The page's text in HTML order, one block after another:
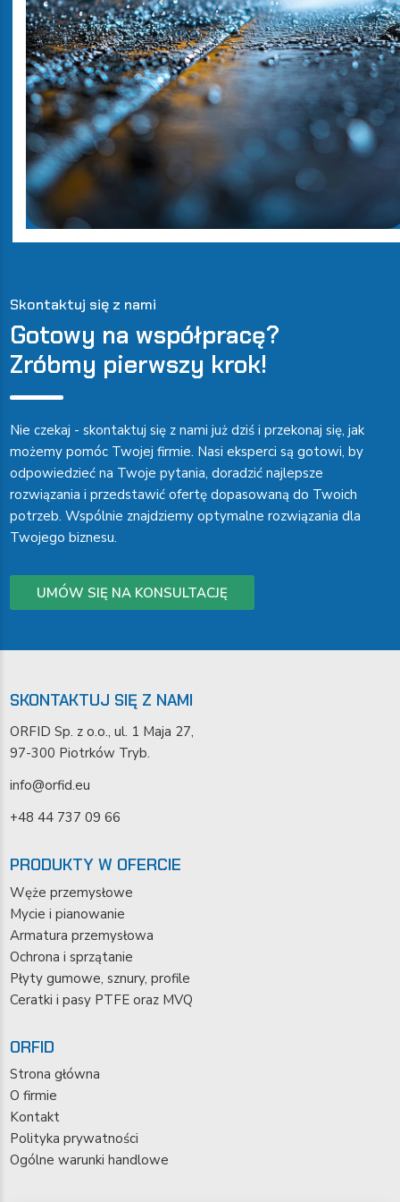
Skontaktuj się z nami
Gotowy na współpracę?
Zróbmy pierwszy krok!
Nie czekaj - skontaktuj się z nami już dziś i przekonaj się, jak
możemy pomóc Twojej firmie. Nasi eksperci są gotowi, by
odpowiedzieć na Twoje pytania, doradzić najlepsze
rozwiązania i przedstawić ofertę dopasowaną do Twoich
potrzeb. Wspólnie znajdziemy optymalne rozwiązania dla
Twojego biznesu.
UMÓW SIĘ NA KONSULTACJĘ
SKONTAKTUJ SIĘ Z NAMI
ORFID Sp. z o.o., ul. 1 Maja 27,
97-300 Piotrków Tryb.
info@orfid.eu
+48 44 737 09 66
PRODUKTY W OFERCIE
Węże przemysłowe
Mycie i pianowanie
Armatura przemysłowa
Ochrona i sprzątanie
Płyty gumowe, sznury, profile
Ceratki i pasy PTFE oraz MVQ
ORFID
Strona główna
O firmie
Kontakt
Polityka prywatności
Ogólne warunki handlowe